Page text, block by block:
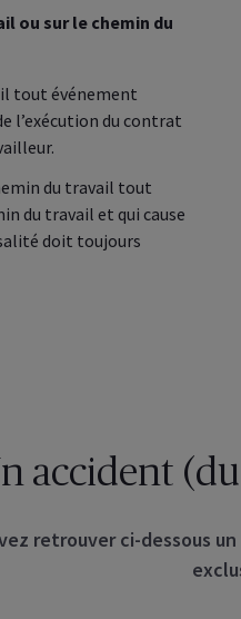
ou sur le chemin du
tout événement
l’exécution du contrat
du travail tout
du travail et qui cause
doit toujours
accident
retrouver ci-dessous